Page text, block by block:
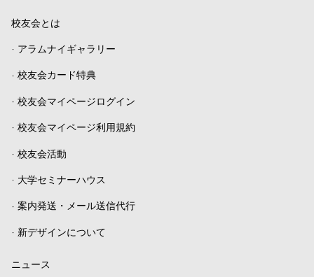
校友会とは
- アラムナイギャラリー
- 校友会カード特典
- 校友会マイページログイン
- 校友会マイページ利用規約
- 校友会活動
- 大学セミナーハウス
- 案内発送・メール送信代行
- 新デザインについて
ニュース